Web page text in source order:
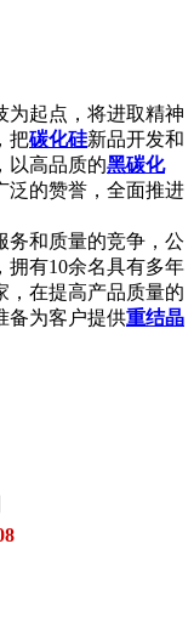
为起点，将进取精神
把碳化硅新品开发和
以高品质的黑碳化
泛的赞誉，全面推进
和质量的竞争，公
拥有10余名具有多年
，在提高产品质量的
备为客户提供重结晶